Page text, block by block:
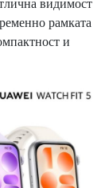
видимост
рамката
и